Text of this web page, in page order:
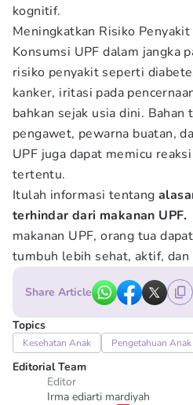
kognitif.
Meningkatkan Risiko Penyakit
Konsumsi UPF dalam jangka
risiko penyakit seperti
kanker, iritasi pada
bahkan sejak usia dini. Bahan
pengawet, pewarna buatan,
UPF juga dapat memicu
tertentu.
Itulah informasi tentang
terhindar dari makanan UPF.
makanan UPF, orang tua
tumbuh lebih sehat, aktif, dan
Share Article
Topics
Kesehatan Anak Pengetahuan Anak
Editorial Team
Editor
Irma ediarti mardiyah